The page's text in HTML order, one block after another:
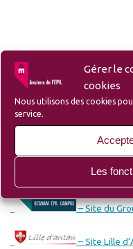
Gérer le
cookies
Nous utilisons des cookies
service.
Les
Liens
– Liste des
– Site du
– Site Lille